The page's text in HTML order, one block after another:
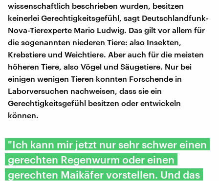
wissenschaftlich beschrieben wurden, besitzen
keinerlei Gerechtigkeitsgefühl, sagt Deutschlandfunk-
Nova-Tierexperte Mario Ludwig. Das gilt vor allem für
die sogenannten niederen Tiere: also Insekten,
Krebstiere und Weichtiere. Aber auch für die meisten
höheren Tiere, also Vögel und Säugetiere. Nur bei
einigen wenigen Tieren konnten Forschende in
Laborversuchen nachweisen, dass sie ein
Gerechtigkeitsgefühl besitzen oder entwickeln
können.
"Ich kann mir jetzt nur sehr schwer einen
gerechten Regenwurm oder einen
gerechten Maikäfer vorstellen. Und das